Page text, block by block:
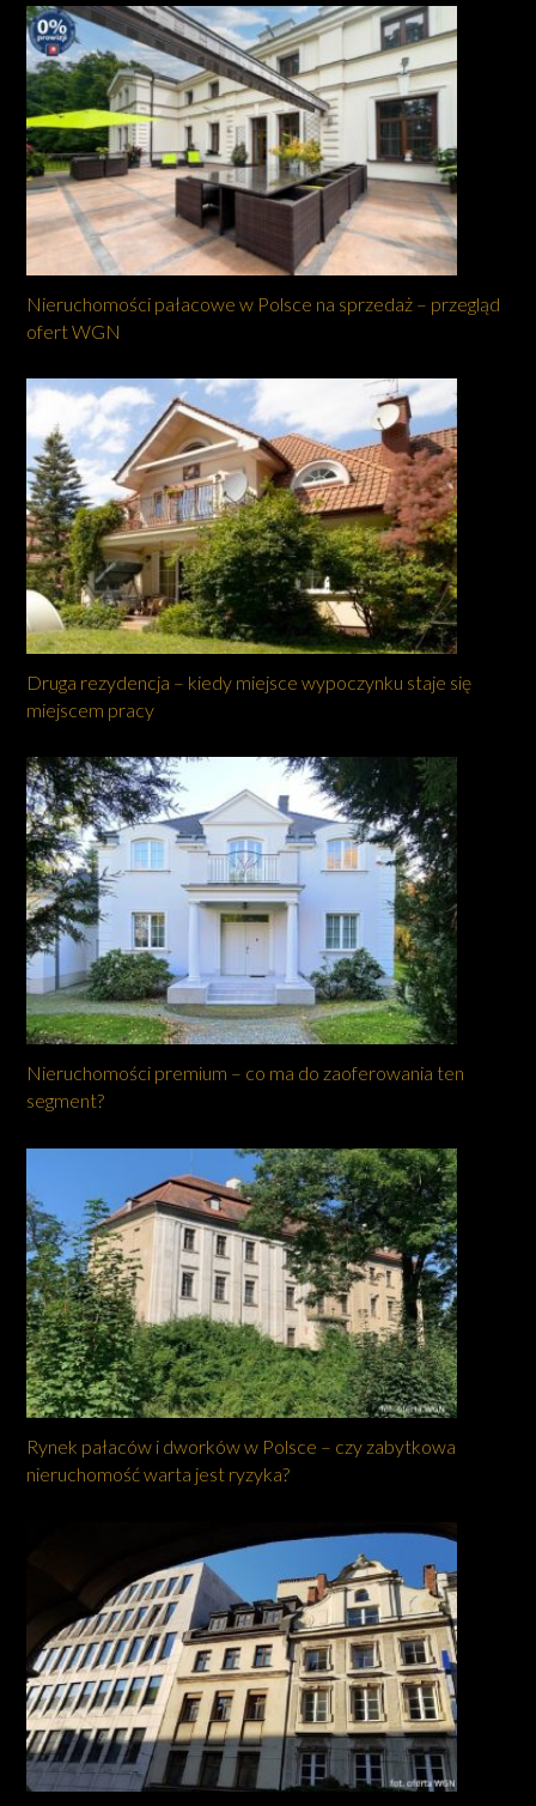
Nieruchomości pałacowe w Polsce na sprzedaż – przegląd
ofert WGN
Druga rezydencja – kiedy miejsce wypoczynku staje się
miejscem pracy
Nieruchomości premium – co ma do zaoferowania ten
segment?
Rynek pałaców i dworków w Polsce – czy zabytkowa
nieruchomość warta jest ryzyka?